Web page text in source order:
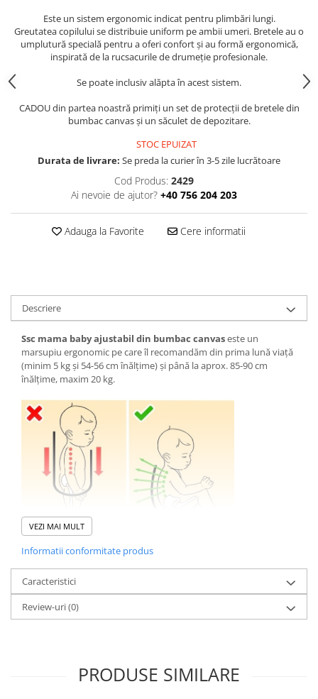
Este un sistem ergonomic indicat pentru plimbări lungi.
Greutatea copilului se distribuie uniform pe ambii umeri. Bretele au o
umplutură specială pentru a oferi confort și au formă ergonomică,
inspirată de la rucsacurile de drumeție profesionale.
Se poate inclusiv alăpta în acest sistem.
CADOU din partea noastră primiți un set de protecții de bretele din
bumbac canvas și un săculet de depozitare.
STOC EPUIZAT
Durata de livrare: Se preda la curier în 3-5 zile lucrătoare
Cod Produs: 2429
Ai nevoie de ajutor? +40 756 204 203
Adauga la Favorite Cere informatii
Descriere
Ssc mama baby ajustabil din bumbac canvaseste un
marsupiu ergonomic pe care îl recomandăm din prima lună viață
(minim 5 kg și 54-56 cm înălțime) și până la aprox. 85-90 cm
înălțime, maxim 20 kg.
sistemului de purtare poate fi reglat la înălțimea
VEZI MAI MULT
Informatii conformitate produs
Caracteristici
Review-uri(0)
PRODUSE SIMILARE